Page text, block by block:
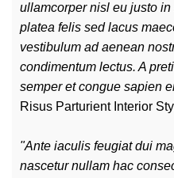
ullamcorper nisl eu justo
platea felis sed lacus
vestibulum ad aenean
condimentum lectus. A
semper et congue sapien
Risus Parturient Interior
"Ante iaculis feugiat dui
nascetur nullam hac